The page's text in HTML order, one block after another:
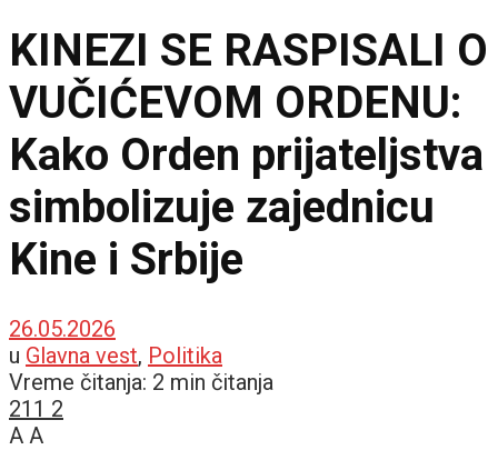
KINEZI SE RASPISALI O
VUČIĆEVOM ORDENU:
Kako Orden prijateljstva
simbolizuje zajednicu
Kine i Srbije
26.05.2026
u Glavna vest, Politika
Vreme čitanja: 2 min čitanja
211 2
A A